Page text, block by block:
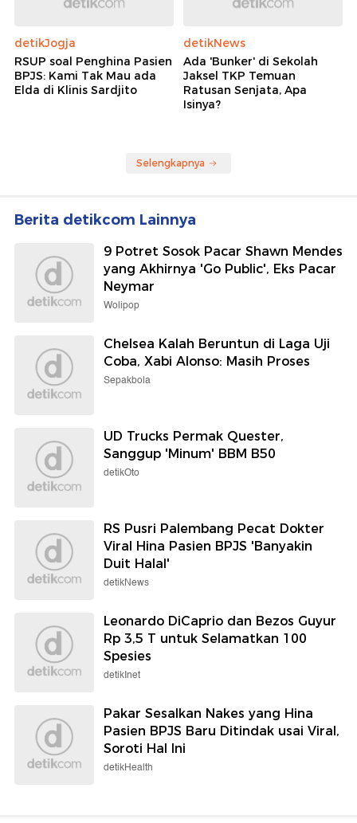
detikJogja
RSUP soal Penghina Pasien
BPJS: Kami Tak Mau ada
Elda di Klinis Sardjito
detikNews
Ada 'Bunker' di Sekolah
Jaksel TKP Temuan
Ratusan Senjata, Apa
Isinya?
Selengkapnya
Berita detikcom Lainnya
9 Potret Sosok Pacar Shawn Mendes
yang Akhirnya 'Go Public', Eks Pacar
Neymar
Wolipop
Chelsea Kalah Beruntun di Laga Uji
Coba, Xabi Alonso: Masih Proses
Sepakbola
UD Trucks Permak Quester,
Sanggup 'Minum' BBM B50
detikOto
RS Pusri Palembang Pecat Dokter
Viral Hina Pasien BPJS 'Banyakin
Duit Halal'
detikNews
Leonardo DiCaprio dan Bezos Guyur
Rp 3,5 T untuk Selamatkan 100
Spesies
detikInet
Pakar Sesalkan Nakes yang Hina
Pasien BPJS Baru Ditindak usai Viral,
Soroti Hal Ini
detikHealth